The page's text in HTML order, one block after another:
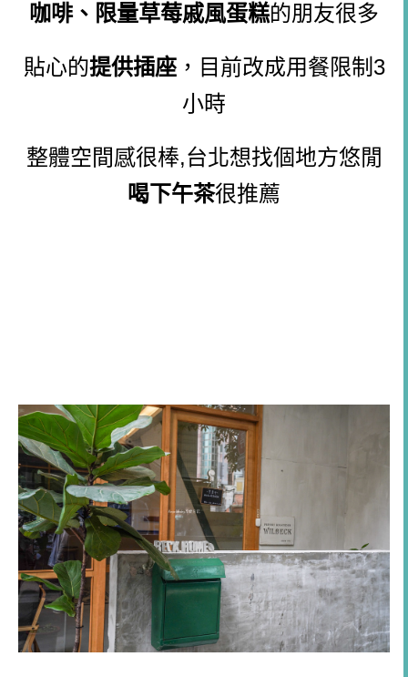
咖啡、限量草莓戚風蛋糕的朋友很多
貼心的提供插座，目前改成用餐限制3
小時
整體空間感很棒,台北想找個地方悠閒
喝下午茶很推薦